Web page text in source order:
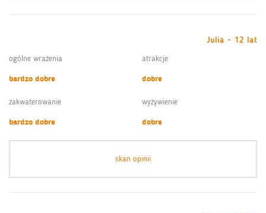
Julia - 12 lat
ogólne wrażenia
bardzo dobre
atrakcje
dobre
zakwaterowanie
bardzo dobre
wyżywienie
dobre
skan opinii